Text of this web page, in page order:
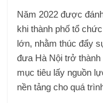
Năm 2022 được
khi thành phố tổ
lớn, nhằm thúc đẩy
đưa Hà Nội trở
mục tiêu lấy nguồn
nền tảng cho quá